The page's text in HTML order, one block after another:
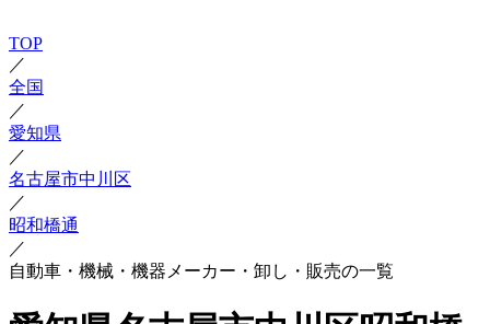
TOP
／
全国
／
愛知県
／
名古屋市中川区
／
昭和橋通
／
自動車・機械・機器メーカー・卸し・販売の一覧